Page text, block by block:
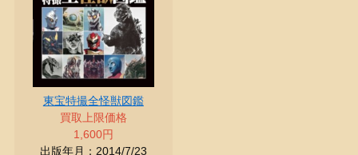
東宝特撮全怪獣図鑑
買取上限価格
1,600円
出版年月：2014/7/23